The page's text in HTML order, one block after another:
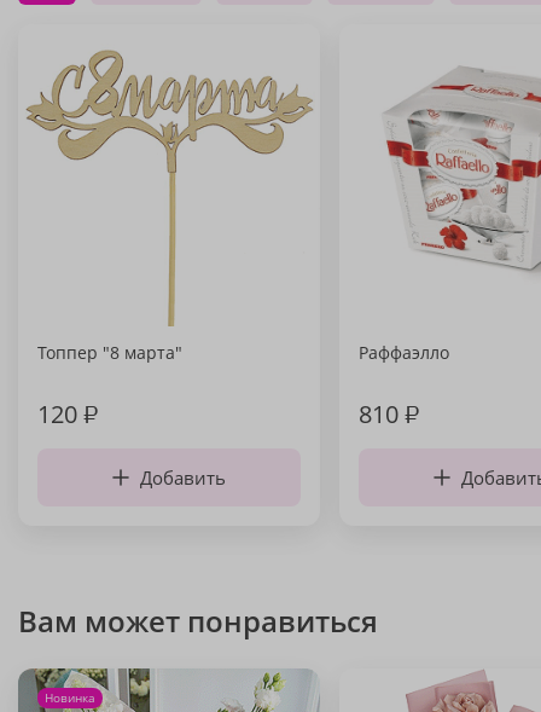
Топпер "8 марта"
120₽
Добавить
Раффаэлло
810₽
Вам может понравиться
Новинка